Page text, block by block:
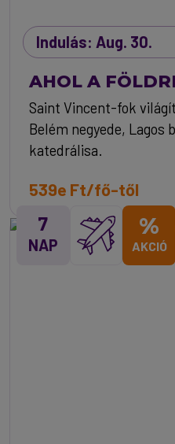
Indulás: Aug. 30.
AHOL A
Saint Vincent-fok
Belém negyede, Lagos
katedrálisa.
539e Ft/fő-től
7
NAP
%
AKCIÓ